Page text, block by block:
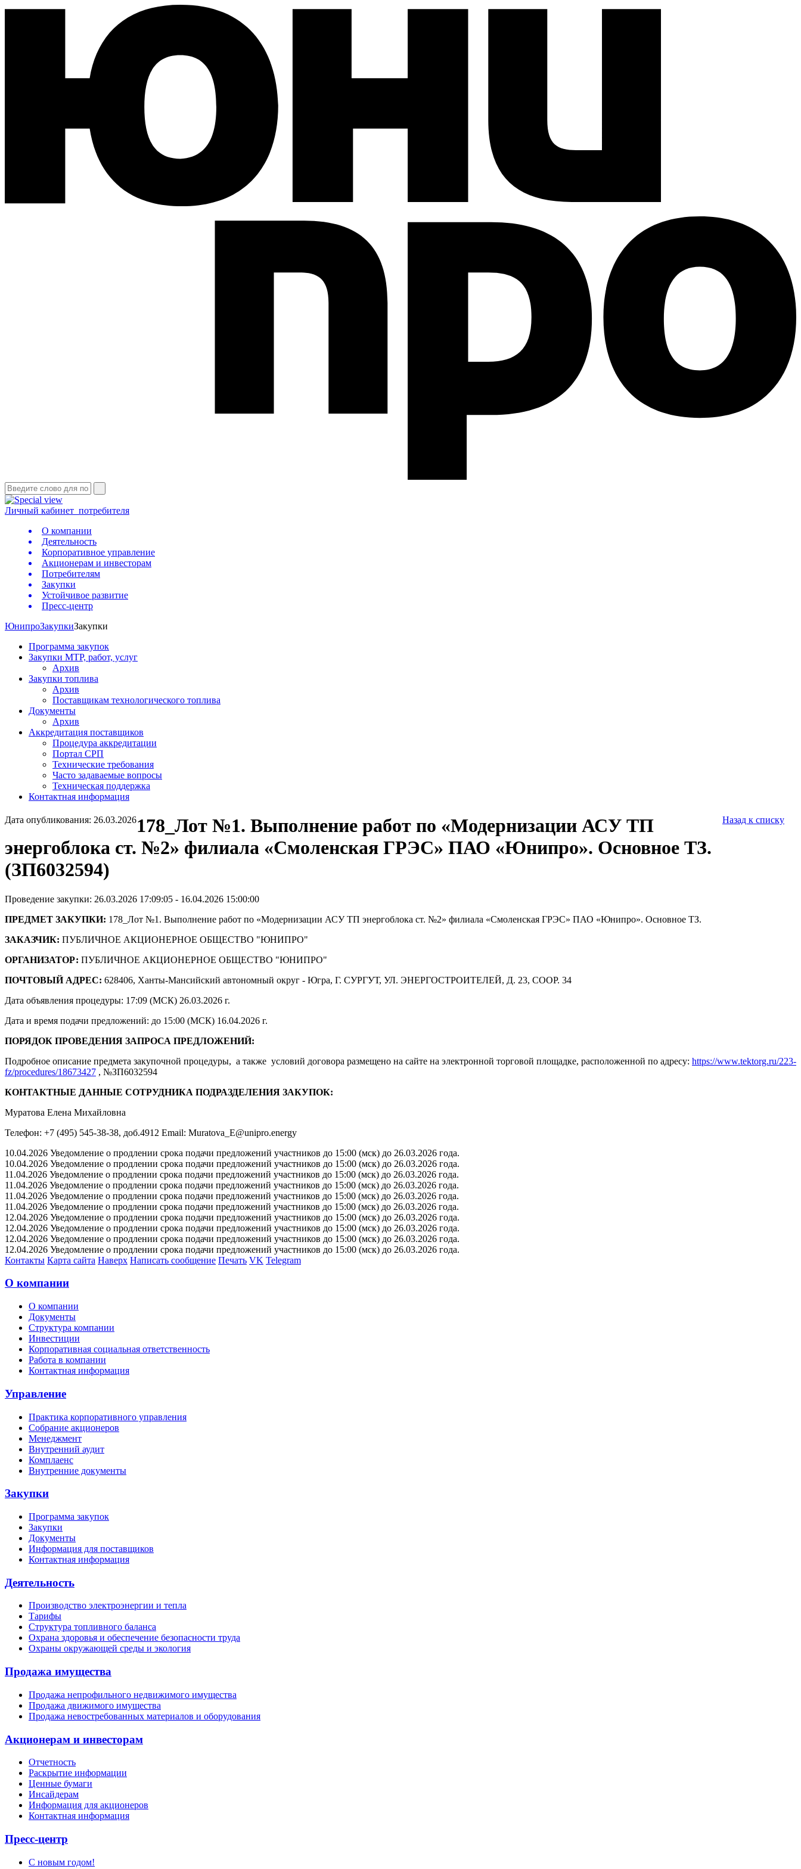
Личный кабинет потребителя
О компании
Деятельность
Корпоративное управление
Акционерам и инвесторам
Потребителям
Закупки
Устойчивое развитие
Пресс-центр
ЮнипроЗакупкиЗакупки
Программа закупок
Закупки МТР, работ, услуг
Архив
Закупки топлива
Архив
Поставщикам технологического топлива
Документы
Архив
Аккредитация поставщиков
Процедура аккредитации
Портал СРП
Технические требования
Часто задаваемые вопросы
Техническая поддержка
Контактная информация
Дата опубликования: 26.03.2026 Назад к списку
178_Лот №1. Выполнение работ по «Модернизации АСУ ТП
энергоблока ст. №2» филиала «Смоленская ГРЭС» ПАО «Юнипро». Основное ТЗ.
(ЗП6032594)
Проведение закупки: 26.03.2026 17:09:05 - 16.04.2026 15:00:00
ПРЕДМЕТ ЗАКУПКИ: 178_Лот №1. Выполнение работ по «Модернизации АСУ ТП энергоблока ст. №2» филиала «Смоленская ГРЭС» ПАО «Юнипро». Основное ТЗ.
ЗАКАЗЧИК: ПУБЛИЧНОЕ АКЦИОНЕРНОЕ ОБЩЕСТВО "ЮНИПРО"
ОРГАНИЗАТОР: ПУБЛИЧНОЕ АКЦИОНЕРНОЕ ОБЩЕСТВО "ЮНИПРО"
ПОЧТОВЫЙ АДРЕС: 628406, Ханты-Мансийский автономный округ - Югра, Г. СУРГУТ, УЛ. ЭНЕРГОСТРОИТЕЛЕЙ, Д. 23, СООР. 34
Дата объявления процедуры: 17:09 (МСК) 26.03.2026 г.
Дата и время подачи предложений: до 15:00 (МСК) 16.04.2026 г.
ПОРЯДОК ПРОВЕДЕНИЯ ЗАПРОСА ПРЕДЛОЖЕНИЙ:
Подробное описание предмета закупочной процедуры, а также условий договора размещено на сайте на электронной торговой площадке, расположенной по адресу: https://www.tektorg.ru/223-
fz/procedures/18673427 , №ЗП6032594
КОНТАКТНЫЕ ДАННЫЕ СОТРУДНИКА ПОДРАЗДЕЛЕНИЯ ЗАКУПОК:
Муратова Елена Михайловна
Телефон: +7 (495) 545-38-38, доб.4912 Email: Muratova_E@unipro.energy
10.04.2026 Уведомление о продлении срока подачи предложений участников до 15:00 (мск) до 26.03.2026 года.
10.04.2026 Уведомление о продлении срока подачи предложений участников до 15:00 (мск) до 26.03.2026 года.
11.04.2026 Уведомление о продлении срока подачи предложений участников до 15:00 (мск) до 26.03.2026 года.
11.04.2026 Уведомление о продлении срока подачи предложений участников до 15:00 (мск) до 26.03.2026 года.
11.04.2026 Уведомление о продлении срока подачи предложений участников до 15:00 (мск) до 26.03.2026 года.
11.04.2026 Уведомление о продлении срока подачи предложений участников до 15:00 (мск) до 26.03.2026 года.
12.04.2026 Уведомление о продлении срока подачи предложений участников до 15:00 (мск) до 26.03.2026 года.
12.04.2026 Уведомление о продлении срока подачи предложений участников до 15:00 (мск) до 26.03.2026 года.
12.04.2026 Уведомление о продлении срока подачи предложений участников до 15:00 (мск) до 26.03.2026 года.
12.04.2026 Уведомление о продлении срока подачи предложений участников до 15:00 (мск) до 26.03.2026 года.
Контакты Карта сайта Наверх Написать сообщение Печать VK Telegram
О компании
О компании
Документы
Структура компании
Инвестиции
Корпоративная социальная ответственность
Работа в компании
Контактная информация
Управление
Практика корпоративного управления
Собрание акционеров
Менеджмент
Внутренний аудит
Комплаенс
Внутренние документы
Закупки
Программа закупок
Закупки
Документы
Информация для поставщиков
Контактная информация
Деятельность
Производство электроэнергии и тепла
Тарифы
Структура топливного баланса
Охрана здоровья и обеспечение безопасности труда
Охраны окружающей среды и экология
Продажа имущества
Продажа непрофильного недвижимого имущества
Продажа движимого имущества
Продажа невостребованных материалов и оборудования
Акционерам и инвесторам
Отчетность
Раскрытие информации
Ценные бумаги
Инсайдерам
Информация для акционеров
Контактная информация
Пресс-центр
С новым годом!